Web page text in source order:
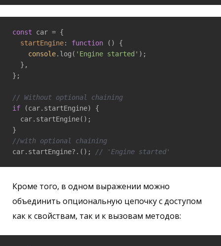
const car = {
startEngine: function ( ) {
console.log( 'Engine started' );
  },
};
// Without optional chaining
if (car.startEngine) {
  car.startEngine();
//with optional chaining
car.startEngine?.(); // 'Engine started'
Кроме того, в одном выражении можно
объединить опциональную цепочку с доступом
как к свойствам, так и к вызовам методов: